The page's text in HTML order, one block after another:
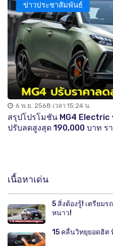
ข่าวประชาสัมพันธ์
6 พ.ย. 2568 เวลา 15:24 น.
สรุปโปรโมชัน MG4 Electric
ปรับลดสูงสุด 190,000 บาท ร
เนื้อหาเด่น
5 สิ่งต้องรู้! เตรียม
หนาว!
15 คลื่นวิทยุยอดฮิ